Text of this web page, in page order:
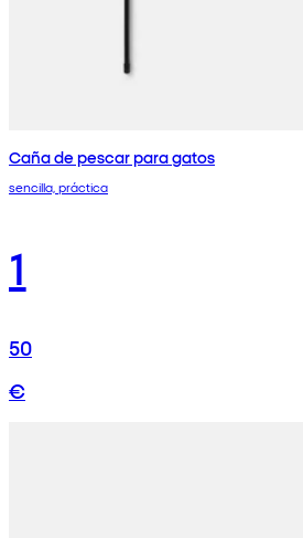
Caña de pescar para gatos
sencilla, práctica
1
50
€